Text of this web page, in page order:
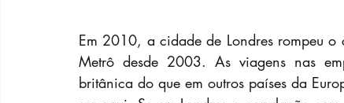
Em 2010, a cidade de Londres rompeu o
Metrô desde 2003. As viagens nas
britânica do que em outros países da